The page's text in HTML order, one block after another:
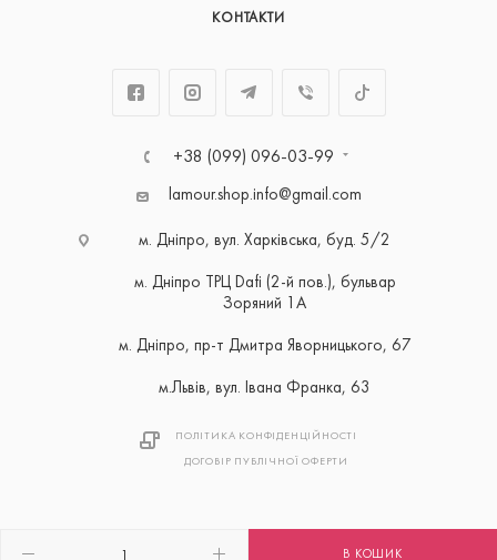
В КОШИК
КОНТАКТИ
+38 (099) 096-03-99
lamour.shop.info@gmail.com
м. Дніпро, вул. Харківська, буд. 5/2
м. Дніпро ТРЦ Dafi (2-й пов.), бульвар
Зоряний 1А
м. Дніпро, пр-т Дмитра Яворницького, 67
м.Львів, вул. Івана Франка, 63
ПОЛІТИКА КОНФІДЕНЦІЙНОСТІ
ДОГОВІР ПУБЛІЧНОЇ ОФЕРТИ